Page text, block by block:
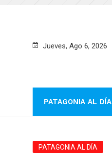
Jueves, Ago 6, 2026
PATAGONIA AL DÍA
PATAGONIA AL DÍA